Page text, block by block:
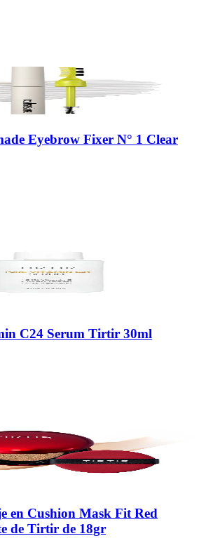
Eyebrow Fixer N° 1 Clear
C24 Serum Tirtir 30ml
en Cushion Mask Fit Red
de Tirtir de 18gr